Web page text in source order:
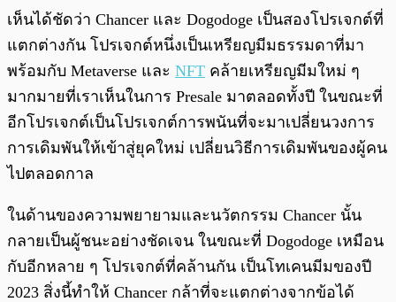
เห็นได้ชัดว่า Chancer และ Dogodoge เป็นสองโปรเจกต์ที่
แตกต่างกัน โปรเจกต์หนึ่งเป็นเหรียญมีมธรรมดาที่มา
พร้อมกับ Metaverse และ NFT คล้ายเหรียญมีมใหม่ ๆ
มากมายที่เราเห็นในการ Presale มาตลอดทั้งปี ในขณะที่
อีกโปรเจกต์เป็นโปรเจกต์การพนันที่จะมาเปลี่ยนวงการ
การเดิมพันให้เข้าสู่ยุคใหม่ เปลี่ยนวิธีการเดิมพันของผู้คน
ไปตลอดกาล
ในด้านของความพยายามและนวัตกรรม Chancer นั้น
กลายเป็นผู้ชนะอย่างชัดเจน ในขณะที่ Dogodoge เหมือน
กับอีกหลาย ๆ โปรเจกต์ที่คล้านกัน เป็นโทเคนมีมของปี
2023 สิ่งนี้ทำให้ Chancer กล้าที่จะแตกต่างจากข้อได้